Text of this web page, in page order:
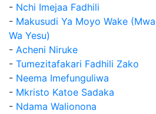
- Nchi Imejaa Fadhili
- Makusudi Ya Moyo Wake
Wa Yesu)
- Acheni Niruke
- Tumezitafakari Fadhili Zako
- Neema Imefunguliwa
- Mkristo Katoe Sadaka
- Ndama Walionona